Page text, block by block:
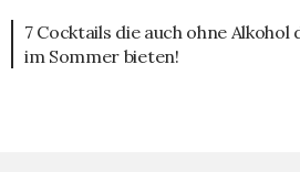
7 Cocktails die auch ohne
im Sommer bieten!